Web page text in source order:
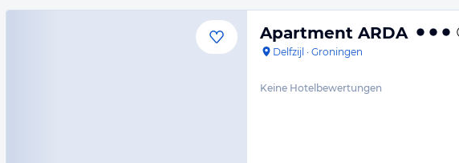
Apartment ARDA
Delfzijl · Groningen
Keine Hotelbewertungen